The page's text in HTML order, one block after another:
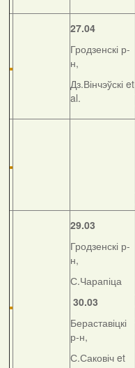
27.04
Гродзенскі р-
н,
Дз.Вінчэўскі et
al.
29.03
Гродзенскі р-
н,
С.Чарапіца
30.03
Бераставіцкі
р-н,
С.Саковіч et